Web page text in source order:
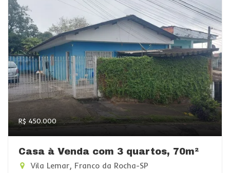
R$ 450.000
Casa à Venda com 3 quartos, 70m²
Vila Lemar, Franco da Rocha-SP